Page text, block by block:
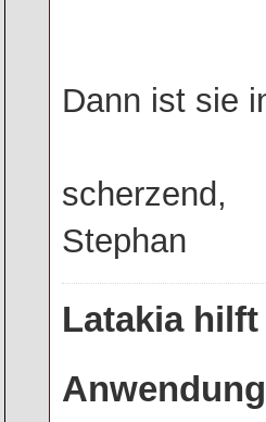
Dann ist sie
scherzend,
Stephan
Latakia